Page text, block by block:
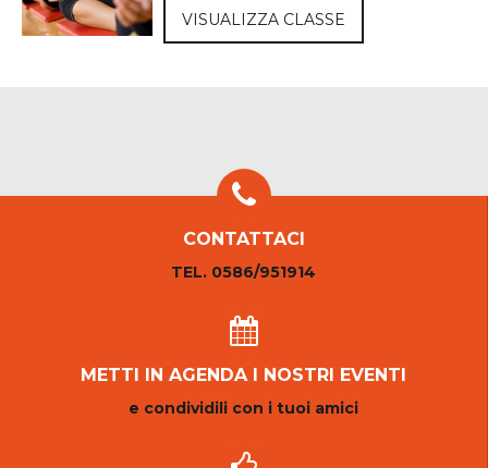
VISUALIZZA CLASSE
CONTATTACI
TEL. 0586/951914
METTI IN AGENDA I NOSTRI EVENTI
e condividili con i tuoi amici